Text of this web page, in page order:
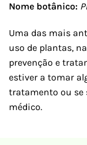
Nome botânico:
Uma das mais
uso de plantas,
prevenção e
estiver a tomar
tratamento ou se
médico.